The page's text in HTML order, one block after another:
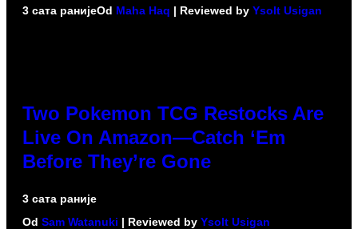
3 сата ранијеOd Maha Haq | Reviewed by Ysolt Usigan
Two Pokemon TCG Restocks Are
Live On Amazon—Catch ‘Em
Before They’re Gone
3 сата раније
Od Sam Watanuki | Reviewed by Ysolt Usigan